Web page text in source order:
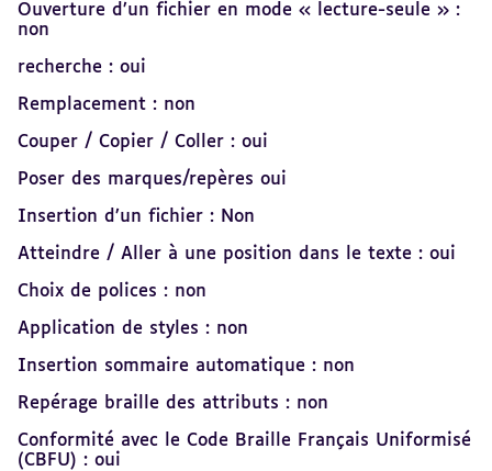
Ouverture d’un fichier en mode « lecture-seule » :
non
recherche : oui
Remplacement : non
Couper / Copier / Coller : oui
Poser des marques/repères oui
Insertion d’un fichier : Non
Atteindre / Aller à une position dans le texte : oui
Choix de polices : non
Application de styles : non
Insertion sommaire automatique : non
Repérage braille des attributs : non
Conformité avec le Code Braille Français Uniformisé
(CBFU) : oui